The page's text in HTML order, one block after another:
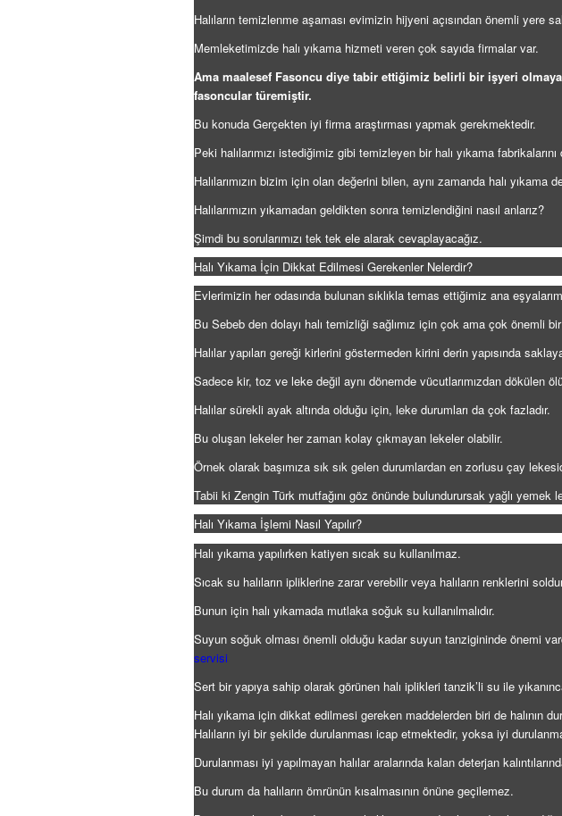
Halıların temizlenme aşaması evimizin hijyeni açısından önemli yere
Memleketimizde halı yıkama hizmeti veren çok sayıda firmalar var.
Ama maalesef Fasoncu diye tabir ettiğimiz belirli bir işyeri
fasoncular türemiştir.
Bu konuda Gerçekten iyi firma araştırması yapmak gerekmektedir.
Peki halılarımızı istediğimiz gibi temizleyen bir halı yıkama
Halılarımızın bizim için olan değerini bilen, aynı zamanda halı
Halılarımızın yıkamadan geldikten sonra temizlendiğini nasıl anlarız?
Şimdi bu sorularımızı tek tek ele alarak cevaplayacağız.
Halı Yıkama İçin Dikkat Edilmesi Gerekenler Nelerdir?
Evlerimizin her odasında bulunan sıklıkla temas ettiğimiz ana
Bu Sebeb den dolayı halı temizliği sağlımız için çok ama çok önemli
Halılar yapıları gereği kirlerini göstermeden kirini derin yapısında
Sadece kir, toz ve leke değil aynı dönemde vücutlarımızdan dökülen ölü
Halılar sürekli ayak altında olduğu için, leke durumları da çok fazladır.
Bu oluşan lekeler her zaman kolay çıkmayan lekeler olabilir.
Örnek olarak başımıza sık sık gelen durumlardan en zorlusu çay
Tabii ki Zengin Türk mutfağını göz önünde bulundurursak yağlı
Halı Yıkama İşlemi Nasıl Yapılır?
Halı yıkama yapılırken katiyen sıcak su kullanılmaz.
Sıcak su halıların ipliklerine zarar verebilir veya halıların renklerini
Bunun için halı yıkamada mutlaka soğuk su kullanılmalıdır.
Suyun soğuk olması önemli olduğu kadar suyun tanzigininde önemi
servisi
Sert bir yapıya sahip olarak görünen halı iplikleri tanzik’li su ile
Halı yıkama için dikkat edilmesi gereken maddelerden biri de halının
Halıların iyi bir şekilde durulanması icap etmektedir, yoksa iyi
Durulanması iyi yapılmayan halılar aralarında kalan deterjan
Bu durum da halıların ömrünün kısalmasının önüne geçilemez.